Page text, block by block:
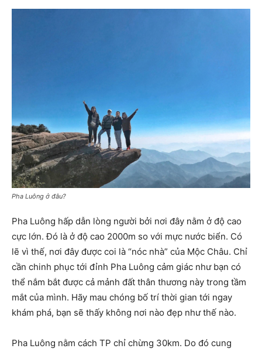
Pha Luông ở đâu?
Pha Luông hấp dẫn lòng người bởi nơi đây nằm ở độ cao
cực lớn. Đó là ở độ cao 2000m so với mực nước biển. Có
lẽ vì thế, nơi đây được coi là “nóc nhà” của Mộc Châu. Chỉ
cần chinh phục tới đỉnh Pha Luông cảm giác như bạn có
thể nắm bắt được cả mảnh đất thân thương này trong tầm
mắt của mình. Hãy mau chóng bố trí thời gian tới ngay
khám phá, bạn sẽ thấy không nơi nào đẹp như thế nào.
Pha Luông nằm cách TP chỉ chừng 30km. Do đó cung